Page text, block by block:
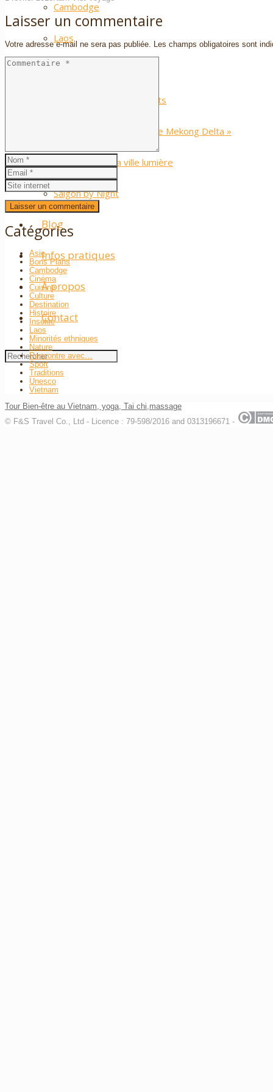
Cambodge
Laos
Tours Moto
Tour moto : Les 7 Districts
À la découverte du « Little Mekong Delta »
Des rizières à la ville lumière
Saigon by Night
Blog
Infos pratiques
À propos
Contact
Laisser un commentaire
Votre adresse e-mail ne sera pas publiée. Les champs obligatoires sont
Catégories
Asie
Bons Plans
Cambodge
Cinéma
Cuisine
Culture
Destination
Histoire
Insolite
Laos
Minorités ethniques
Nature
Rencontre avec…
Sport
Traditions
Unesco
Vietnam
Tour Bien-être au Vietnam, yoga, Tai chi,massage
© F&S Travel Co., Ltd - Licence : 79-598/2016 and 0313196671 -